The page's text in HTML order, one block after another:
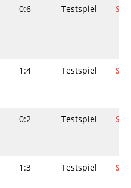
0:6 Testspiel
1:4 Testspiel
0:2 Testspiel
1:3 Testspiel